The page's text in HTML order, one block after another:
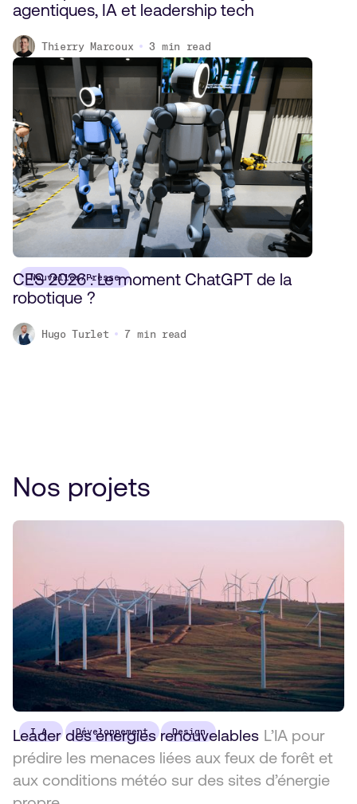
agentiques, IA et leadership tech
Thierry Marcoux 3 min read
Nouvelles/Presse
CES 2026 : Le moment ChatGPT de la
robotique ?
Hugo Turlet 7 min read
Nos projets
I.A. Développement Design
Leader des énergies renouvelables L’IA pour
prédire les menaces liées aux feux de forêt et
aux conditions météo sur des sites d’énergie